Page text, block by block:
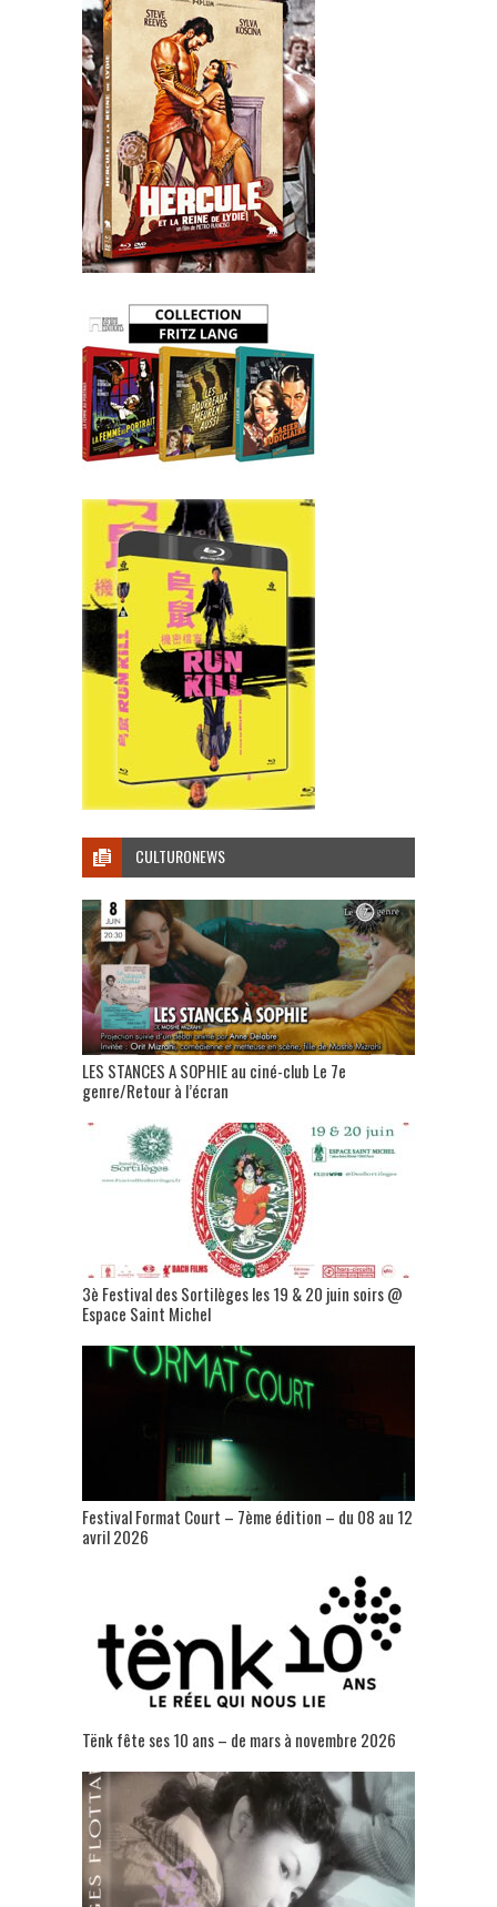
CULTURONEWS
LES STANCES A SOPHIE au ciné-club Le 7e
genre/Retour à l’écran
3è Festival des Sortilèges les 19 & 20 juin soirs @
Espace Saint Michel
Festival Format Court – 7ème édition – du 08 au 12
avril 2026
Tënk fête ses 10 ans – de mars à novembre 2026